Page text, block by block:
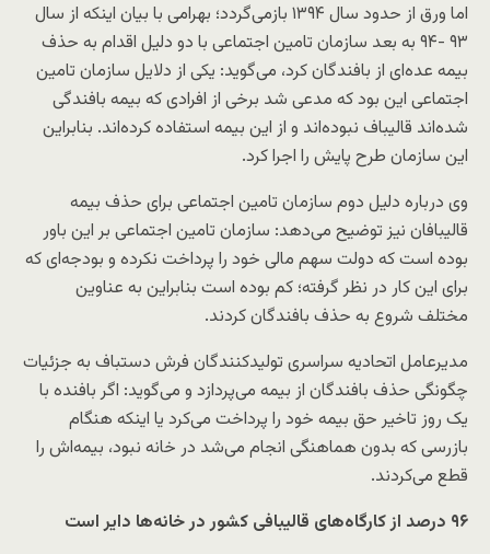
اما ورق از حدود سال ۱۳۹۴ بازمی‌گردد؛ بهرامی با بیان اینکه از سال
۹۳ -۹۴ به بعد سازمان تامین اجتماعی با دو دلیل اقدام به حذف
بیمه عده‌ای از بافندگان کرد، می‌گوید: یکی از دلایل سازمان تامین
اجتماعی این بود که مدعی شد برخی از افرادی که بیمه بافندگی
شده‌اند قالیباف نبوده‌‌اند و از این بیمه استفاده کرد‌ه‌اند. بنابراین
این سازمان طرح پایش را اجرا کرد.
وی درباره دلیل دوم سازمان تامین اجتماعی برای حذف بیمه
قالیبافان نیز توضیح می‌دهد: سازمان تامین اجتماعی بر این باور
بوده است که دولت سهم مالی خود را پرداخت نکرده و بودجه‌ای که
برای این کار در نظر گرفته؛ کم بوده است بنابراین به عناوین
مختلف شروع به حذف بافندگان کردند.
مدیرعامل اتحادیه سراسری تولیدکنندگان فرش دستباف به جزئیات
چگونگی حذف بافندگان از بیمه می‌پردازد و می‌گوید: اگر بافنده با
یک روز تاخیر حق بیمه خود را پرداخت می‌کرد یا اینکه هنگام
بازرسی که بدون هماهنگی انجام می‌شد در خانه نبود، بیمه‌اش را
قطع می‌کردند.
۹۶ درصد از کارگاه‌های قالیبافی کشور در خانه‌ها دایر است